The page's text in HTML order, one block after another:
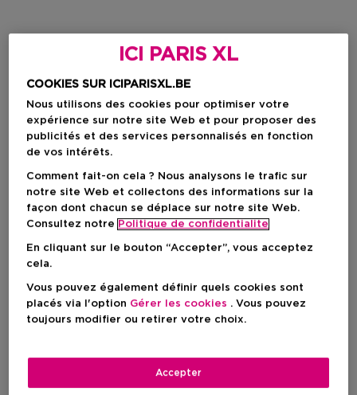
220 ML En stock
Prix du produit
8,95 €
ICI PARIS XL
COOKIES SUR ICIPARISXL.BE
Nous utilisons des cookies pour optimiser votre
expérience sur notre site Web et pour proposer des
publicités et des services personnalisés en fonction
de vos intérêts.
Comment fait-on cela ? Nous analysons le trafic sur
notre site Web et collectons des informations sur la
façon dont chacun se déplace sur notre site Web.
Consultez notre Politique de confidentialite
En cliquant sur le bouton “Accepter”, vous acceptez
cela.
Vous pouvez également définir quels cookies sont
placés via l'option Gérer les cookies . Vous pouvez
toujours modifier ou retirer votre choix.
Accepter